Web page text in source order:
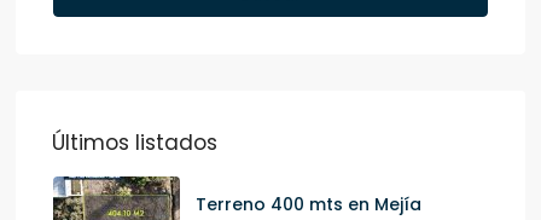
Últimos listados
Terreno 400 mts en Mejía